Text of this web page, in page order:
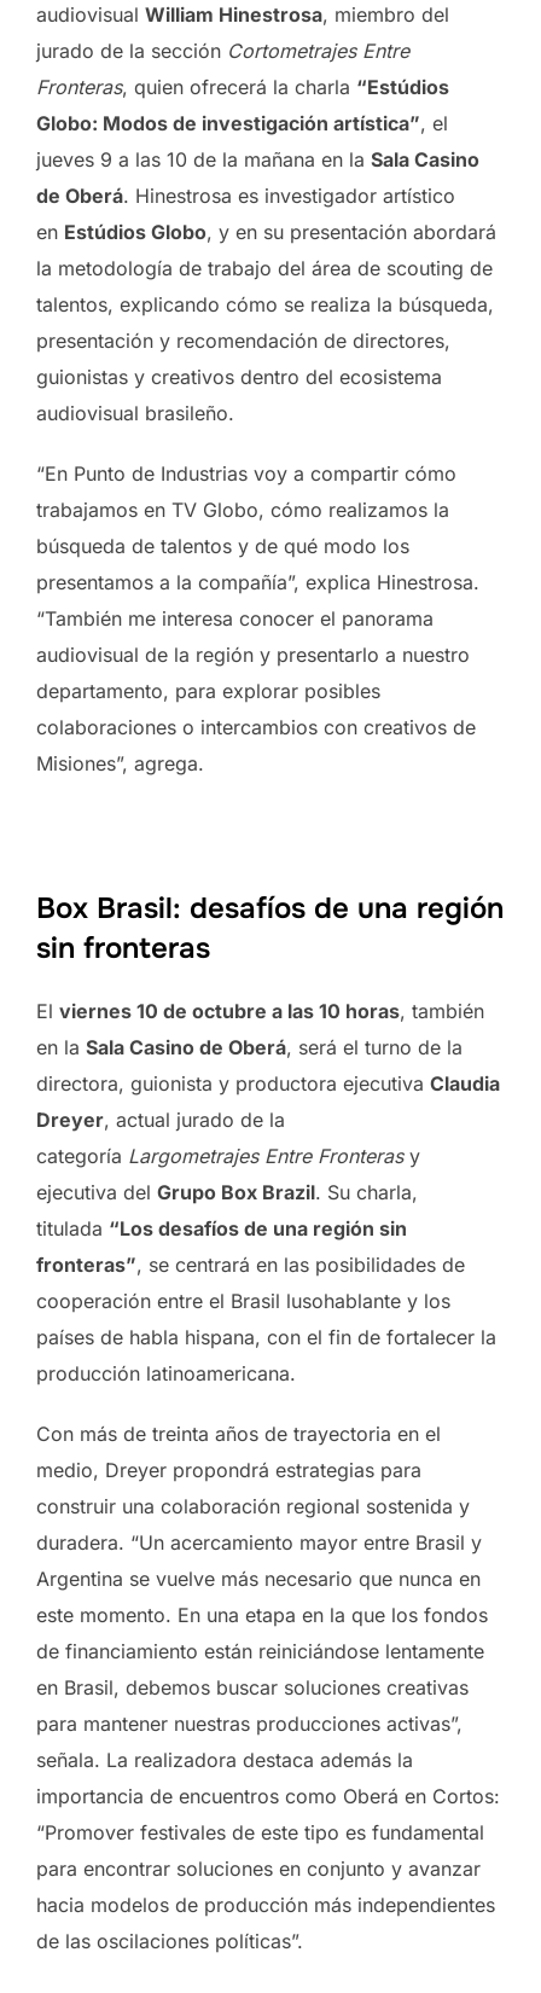
audiovisual William Hinestrosa, miembro del
jurado de la sección Cortometrajes Entre
Fronteras, quien ofrecerá la charla “Estúdios
Globo: Modos de investigación artística”, el
jueves 9 a las 10 de la mañana en la Sala Casino
de Oberá. Hinestrosa es investigador artístico
en Estúdios Globo, y en su presentación abordará
la metodología de trabajo del área de scouting de
talentos, explicando cómo se realiza la búsqueda,
presentación y recomendación de directores,
guionistas y creativos dentro del ecosistema
audiovisual brasileño.
“En Punto de Industrias voy a compartir cómo
trabajamos en TV Globo, cómo realizamos la
búsqueda de talentos y de qué modo los
presentamos a la compañía”, explica Hinestrosa.
“También me interesa conocer el panorama
audiovisual de la región y presentarlo a nuestro
departamento, para explorar posibles
colaboraciones o intercambios con creativos de
Misiones”, agrega.
Box Brasil: desafíos de una región
sin fronteras
El viernes 10 de octubre a las 10 horas, también
en la Sala Casino de Oberá, será el turno de la
directora, guionista y productora ejecutiva Claudia
Dreyer, actual jurado de la
categoría Largometrajes Entre Fronterasy
ejecutiva del Grupo Box Brazil. Su charla,
titulada “Los desafíos de una región sin
fronteras”, se centrará en las posibilidades de
cooperación entre el Brasil lusohablante y los
países de habla hispana, con el fin de fortalecer la
producción latinoamericana.
Con más de treinta años de trayectoria en el
medio, Dreyer propondrá estrategias para
construir una colaboración regional sostenida y
duradera. “Un acercamiento mayor entre Brasil y
Argentina se vuelve más necesario que nunca en
este momento. En una etapa en la que los fondos
de financiamiento están reiniciándose lentamente
en Brasil, debemos buscar soluciones creativas
para mantener nuestras producciones activas”,
señala. La realizadora destaca además la
importancia de encuentros como Oberá en Cortos:
“Promover festivales de este tipo es fundamental
para encontrar soluciones en conjunto y avanzar
hacia modelos de producción más independientes
de las oscilaciones políticas”.